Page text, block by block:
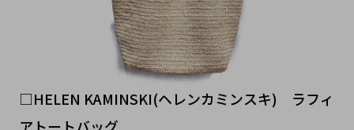
□HELEN KAMINSKI(ヘレンカミンスキ) ラフィ
アトートバッグ